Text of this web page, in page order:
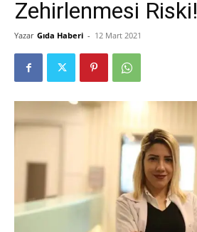
Zehirlenmesi Riski!
Yazar Gıda Haberi - 12 Mart 2021